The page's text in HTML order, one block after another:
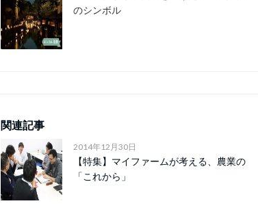
のシンボル
関連記事
2014年12月30日
【特集】マイファームが考える、農業の
「これから」